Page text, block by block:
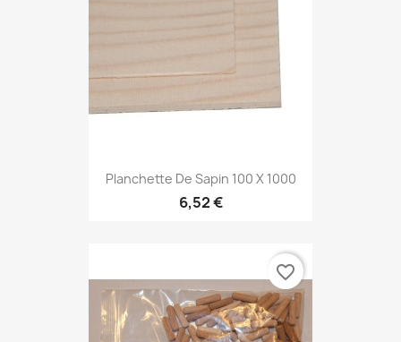
Planchette De Sapin 100 X 1000
6,52 €
favorite_border